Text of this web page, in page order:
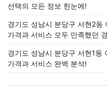
선택의 모든 정보 한눈에!
경기도 성남시 분당구 서현2
가격과 서비스 모두 만족했던
경기도 성남시 분당구 서현1동
가격과 서비스 완벽 분석!